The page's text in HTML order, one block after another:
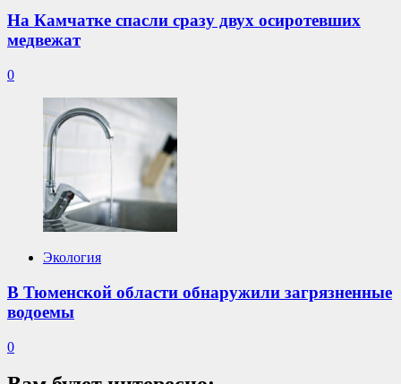
На Камчатке спасли сразу двух осиротевших
медвежат
0
Экология
В Тюменской области обнаружили загрязненные
водоемы
0